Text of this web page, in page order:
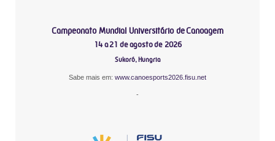
Campeonato Mundial Universitário de Canoagem
14 a 21 de agosto de 2026
Sukoró, Hungria
Sabe mais em: www.canoesports2026.fisu.net
-